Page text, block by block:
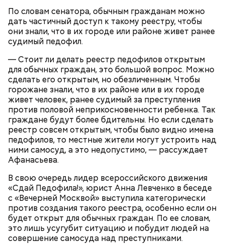
По словам сенатора, обычным гражданам можно
дать частичный доступ к такому реестру, чтобы
они знали, что в их городе или районе живет ранее
судимый педофил.
— Стоит ли делать реестр педофилов открытым
для обычных граждан, это большой вопрос. Можно
сделать его открытым, но обезличенным. Чтобы
горожане знали, что в их районе или в их городе
живет человек, ранее судимый за преступления
против половой неприкосновенности ребенка. Так
граждане будут более бдительны. Но если сделать
реестр совсем открытым, чтобы было видно имена
педофилов, то местные жители могут устроить над
ними самосуд, а это недопустимо, — рассуждает
Афанасьева.
В свою очередь лидер всероссийского движения
«Сдай Педофила!», юрист Анна Левченко в беседе
с «Вечерней Москвой» выступила категорически
против создания такого реестра, особенно если он
будет открыт для обычных граждан. По ее словам,
это лишь усугубит ситуацию и побудит людей на
совершение самосуда над преступниками.
Продажа квартиры в «Москве-Сити»
продажу трехкомнатную квартиру в «Москве-
Сити».
В июле 2024 года Артема Миссюру задержали и
отправили в СИЗО, обвинив в убийстве двух лиц и
покушении на убийство еще семи человек. СМИ
прозвали обвиняемого «балашихинским
отравителем». Ровно через год
правоохранительные органы завершили
расследование и передали дело в суд. Начались
долгие разбирательства. Во время одного из
заседаний молодой человек раскрыл судье детали
собственной биографии.
Миссюра родился в 1999 году. Окончил Московский
автомобильно-дорожный государственный
технический университет, после получения
диплома жил с матерью и отчимом, подрабатывал
репетитором по математике.